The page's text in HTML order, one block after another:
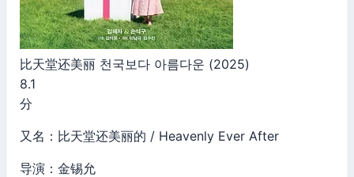
比天堂还美丽 천국보다 아름다운 (2025)
8.1
分
又名：比天堂还美丽的 / Heavenly Ever After
导演：金锡允